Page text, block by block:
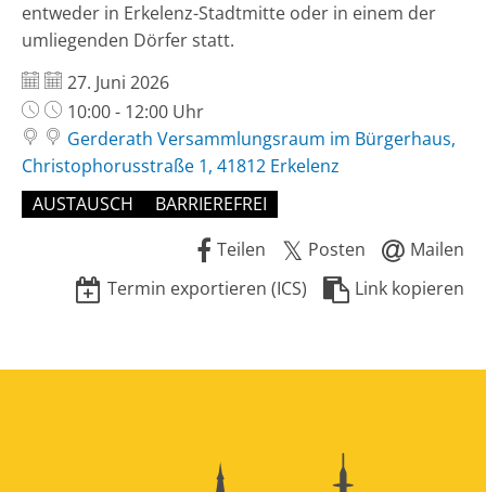
entweder in Erkelenz-Stadtmitte oder in einem der
umliegenden Dörfer statt.
Datum:
27. Juni 2026
Uhrzeit:
10:00 - 12:00 Uhr
Gerderath Versammlungsraum im Bürgerhaus,
Christophorusstraße 1, 41812 Erkelenz
AUSTAUSCH
BARRIEREFREI
Teilen
Posten
Mailen
Termin exportieren (ICS)
Link kopieren